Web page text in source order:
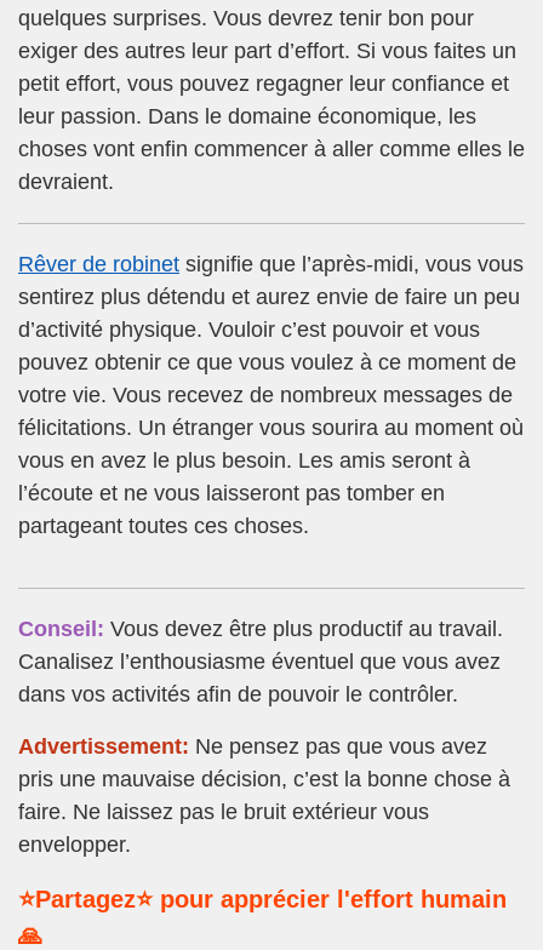
quelques surprises. Vous devrez tenir bon pour
exiger des autres leur part d’effort. Si vous faites un
petit effort, vous pouvez regagner leur confiance et
leur passion. Dans le domaine économique, les
choses vont enfin commencer à aller comme elles le
devraient.
Rêver de robinet signifie que l’après-midi, vous vous
sentirez plus détendu et aurez envie de faire un peu
d’activité physique. Vouloir c’est pouvoir et vous
pouvez obtenir ce que vous voulez à ce moment de
votre vie. Vous recevez de nombreux messages de
félicitations. Un étranger vous sourira au moment où
vous en avez le plus besoin. Les amis seront à
l’écoute et ne vous laisseront pas tomber en
partageant toutes ces choses.
Conseil: Vous devez être plus productif au travail.
Canalisez l’enthousiasme éventuel que vous avez
dans vos activités afin de pouvoir le contrôler.
Advertissement: Ne pensez pas que vous avez
pris une mauvaise décision, c’est la bonne chose à
faire. Ne laissez pas le bruit extérieur vous
envelopper.
⭐Partagez⭐ pour apprécier l'effort humain
🙏